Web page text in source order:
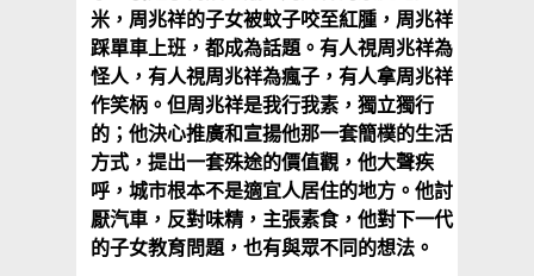
米，周兆祥的子女被蚊子咬至紅腫，周兆祥
踩單車上班，都成為話題。有人視周兆祥為
怪人，有人視周兆祥為瘋子，有人拿周兆祥
作笑柄。但周兆祥是我行我素，獨立獨行
的；他決心推廣和宣揚他那一套簡樸的生活
方式，提出一套殊途的價值觀，他大聲疾
呼，城市根本不是適宜人居住的地方。他討
厭汽車，反對味精，主張素食，他對下一代
的子女教育問題，也有與眾不同的想法。